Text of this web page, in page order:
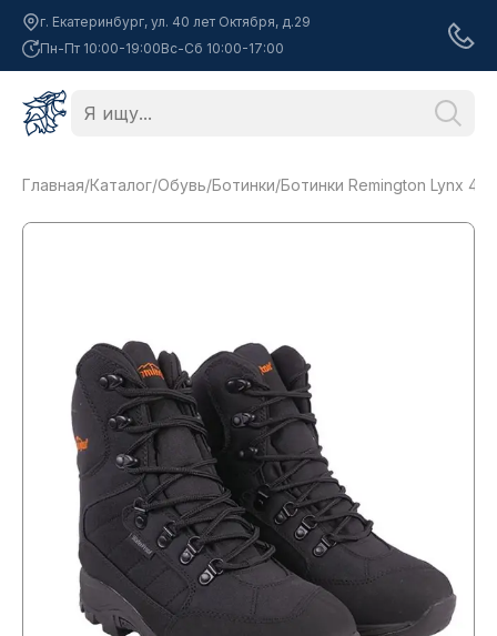
г. Екатеринбург, ул. 40 лет Октября, д.29
Пн-Пт 10:00-19:00Вс-Сб 10:00-17:00
Главная/Каталог/Обувь/Ботинки/Ботинки Remington Lynx